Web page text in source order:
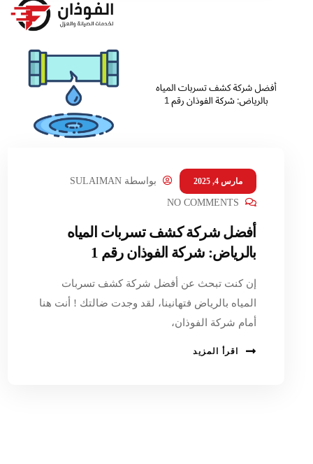
مارس 4, 2025 بواسطةSULAIMAN
NO COMMENTS
أفضل شركة كشف تسربات المياه
بالرياض: شركة الفوذان رقم 1
إن كنت تبحث عن أفضل شركة كشف تسربات
المياه بالرياض فتهانينا، لقد وجدت ضالتك ! أنت هنا
أمام شركة الفوذان،
اقرأ المزيد